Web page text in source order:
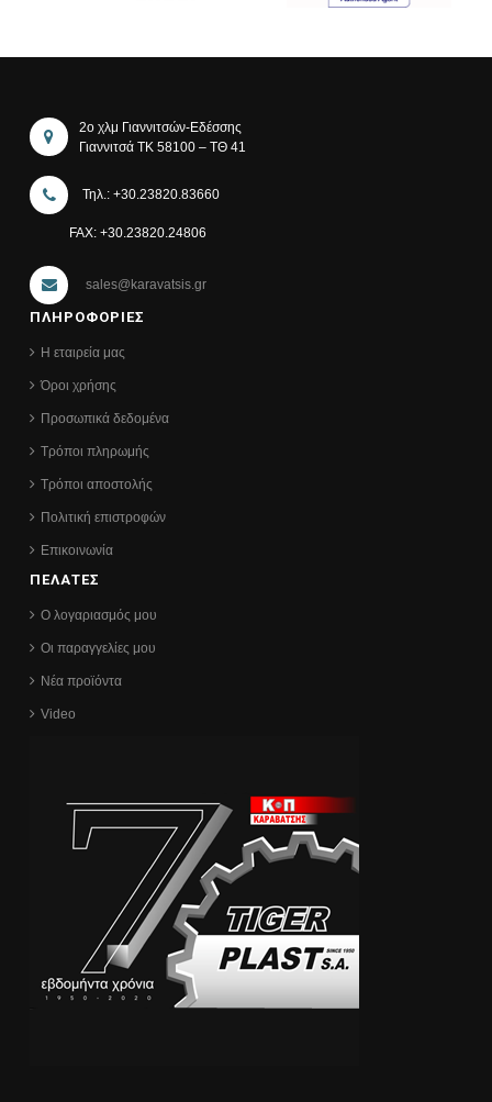
2ο χλμ Γιαννιτσών-Εδέσσης
Γιαννιτσά ΤΚ 58100 – ΤΘ 41
Τηλ.: +30.23820.83660
FAX: +30.23820.24806
sales@karavatsis.gr
ΠΛΗΡΟΦΟΡΙΕΣ
Η εταιρεία μας
Όροι χρήσης
Προσωπικά δεδομένα
Τρόποι πληρωμής
Τρόποι αποστολής
Πολιτική επιστροφών
Επικοινωνία
ΠΕΛΑΤΕΣ
Ο λογαριασμός μου
Οι παραγγελίες μου
Νέα προϊόντα
Video